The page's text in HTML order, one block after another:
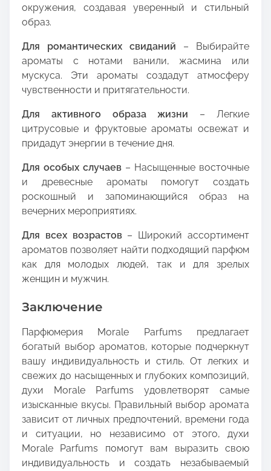
окружения, создавая уверенный и стильный
образ.
Для романтических свиданий – Выбирайте
ароматы с нотами ванили, жасмина или
мускуса. Эти ароматы создадут атмосферу
чувственности и притягательности.
Для активного образа жизни – Легкие
цитрусовые и фруктовые ароматы освежат и
придадут энергии в течение дня.
Для особых случаев – Насыщенные восточные
и древесные ароматы помогут создать
роскошный и запоминающийся образ на
вечерних мероприятиях.
Для всех возрастов– Широкий ассортимент
ароматов позволяет найти подходящий парфюм
как для молодых людей, так и для зрелых
женщин и мужчин.
Заключение
Парфюмерия Morale Parfums предлагает
богатый выбор ароматов, которые подчеркнут
вашу индивидуальность и стиль. От легких и
свежих до насыщенных и глубоких композиций,
духи Morale Parfums удовлетворят самые
изысканные вкусы. Правильный выбор аромата
зависит от личных предпочтений, времени года
и ситуации, но независимо от этого, духи
Morale Parfums помогут вам выразить свою
индивидуальность и создать незабываемый